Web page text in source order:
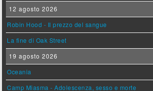
12 agosto 2026
Robin Hood - Il prezzo del sangue
La fine di Oak Street
19 agosto 2026
Oceania
Camp Miasma - Adolescenza, sesso e morte